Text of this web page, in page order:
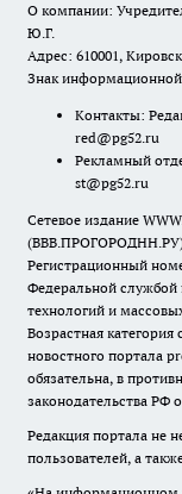
О компании:
Ю.Г.
Адрес: 610001,
Знак
Контакты:
red@pg52.ru
Рекламный
st@pg52.ru
Сетевое издание
(ВВВ.ПРОГОРОДНН.РУ).
Регистрационный
Федеральной
технологий и
Возрастная
новостного портала
обязательна, в
законодательства РФ
Редакция портала не
пользователей, а